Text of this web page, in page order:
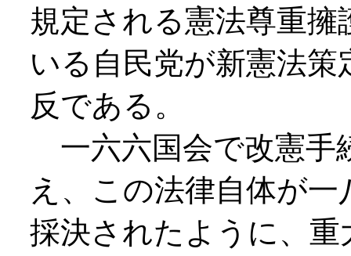
規定される憲法尊重
いる自民党が新憲法
反である。
一六六国会で改憲手
え、この法律自体が
採決されたように、